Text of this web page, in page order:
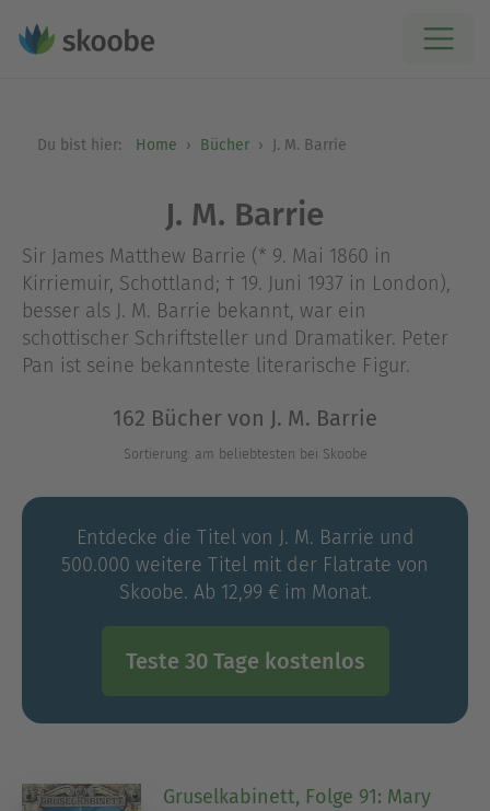
Du bist hier: Home Bücher J. M. Barrie
J. M. Barrie
Sir James Matthew Barrie (* 9. Mai 1860 in
Kirriemuir, Schottland; † 19. Juni 1937 in London),
besser als J. M. Barrie bekannt, war ein
schottischer Schriftsteller und Dramatiker. Peter
Pan ist seine bekannteste literarische Figur.
162 Bücher von J. M. Barrie
Sortierung: am beliebtesten bei Skoobe
Entdecke die Titel von J. M. Barrie und
500.000 weitere Titel mit der Flatrate von
Skoobe. Ab 12,99 € im Monat.
Teste 30 Tage kostenlos
Gruselkabinett, Folge 91: Mary